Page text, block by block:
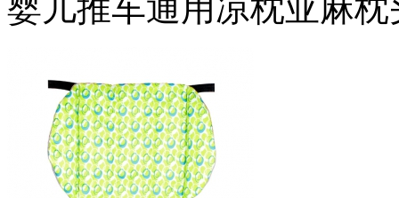
婴儿推车通用凉枕亚麻枕